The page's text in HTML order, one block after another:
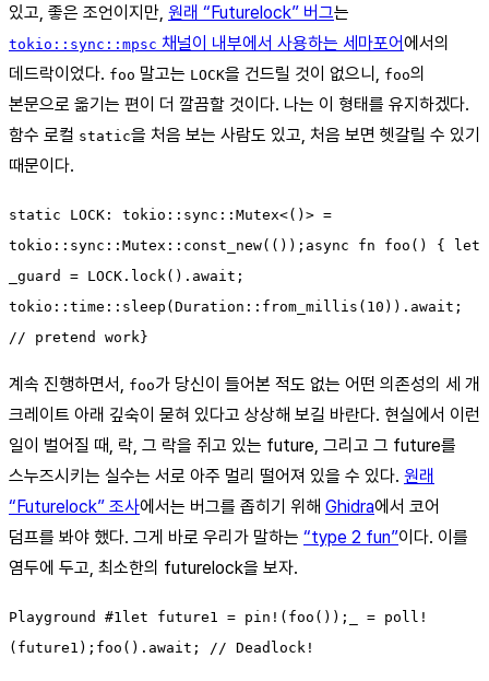
있고, 좋은 조언이지만, 원래 “Futurelock” 버그는
tokio::sync::mpsc 채널이 내부에서 사용하는 세마포어에서의
데드락이었다. foo 말고는 LOCK을 건드릴 것이 없으니, foo의
본문으로 옮기는 편이 더 깔끔할 것이다. 나는 이 형태를 유지하겠다.
함수 로컬 static을 처음 보는 사람도 있고, 처음 보면 헷갈릴 수 있기
때문이다.
static LOCK: tokio::sync::Mutex<()> =
tokio::sync::Mutex::const_new(());async fn foo() { let
_guard = LOCK.lock().await;
tokio::time::sleep(Duration::from_millis(10)).await;
// pretend work}
계속 진행하면서, foo가 당신이 들어본 적도 없는 어떤 의존성의 세 개
크레이트 아래 깊숙이 묻혀 있다고 상상해 보길 바란다. 현실에서 이런
일이 벌어질 때, 락, 그 락을 쥐고 있는 future, 그리고 그 future를
스누즈시키는 실수는 서로 아주 멀리 떨어져 있을 수 있다. 원래
“Futurelock” 조사에서는 버그를 좁히기 위해 Ghidra에서 코어
덤프를 봐야 했다. 그게 바로 우리가 말하는 “type 2 fun”이다. 이를
염두에 두고, 최소한의 futurelock을 보자.
Playground #1let future1 = pin!(foo());_ = poll!
(future1);foo().await; // Deadlock!